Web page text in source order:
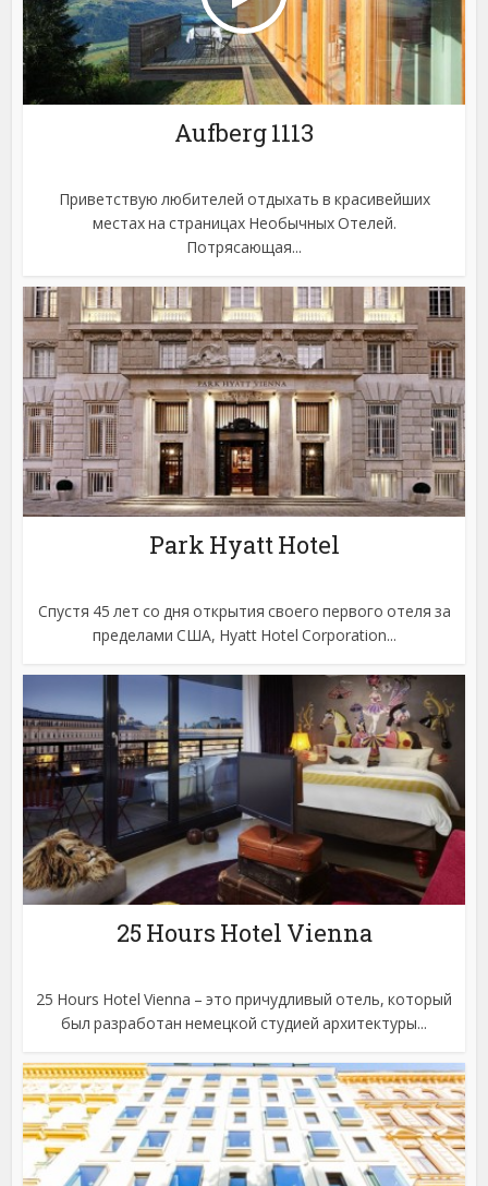
Aufberg 1113
Приветствую любителей отдыхать в красивейших
местах на страницах Необычных Отелей.
Потрясающая...
Park Hyatt Hotel
Спустя 45 лет со дня открытия своего первого отеля за
пределами США, Hyatt Hotel Corporation...
25 Hours Hotel Vienna
25 Hours Hotel Vienna – это причудливый отель, который
был разработан немецкой студией архитектуры...